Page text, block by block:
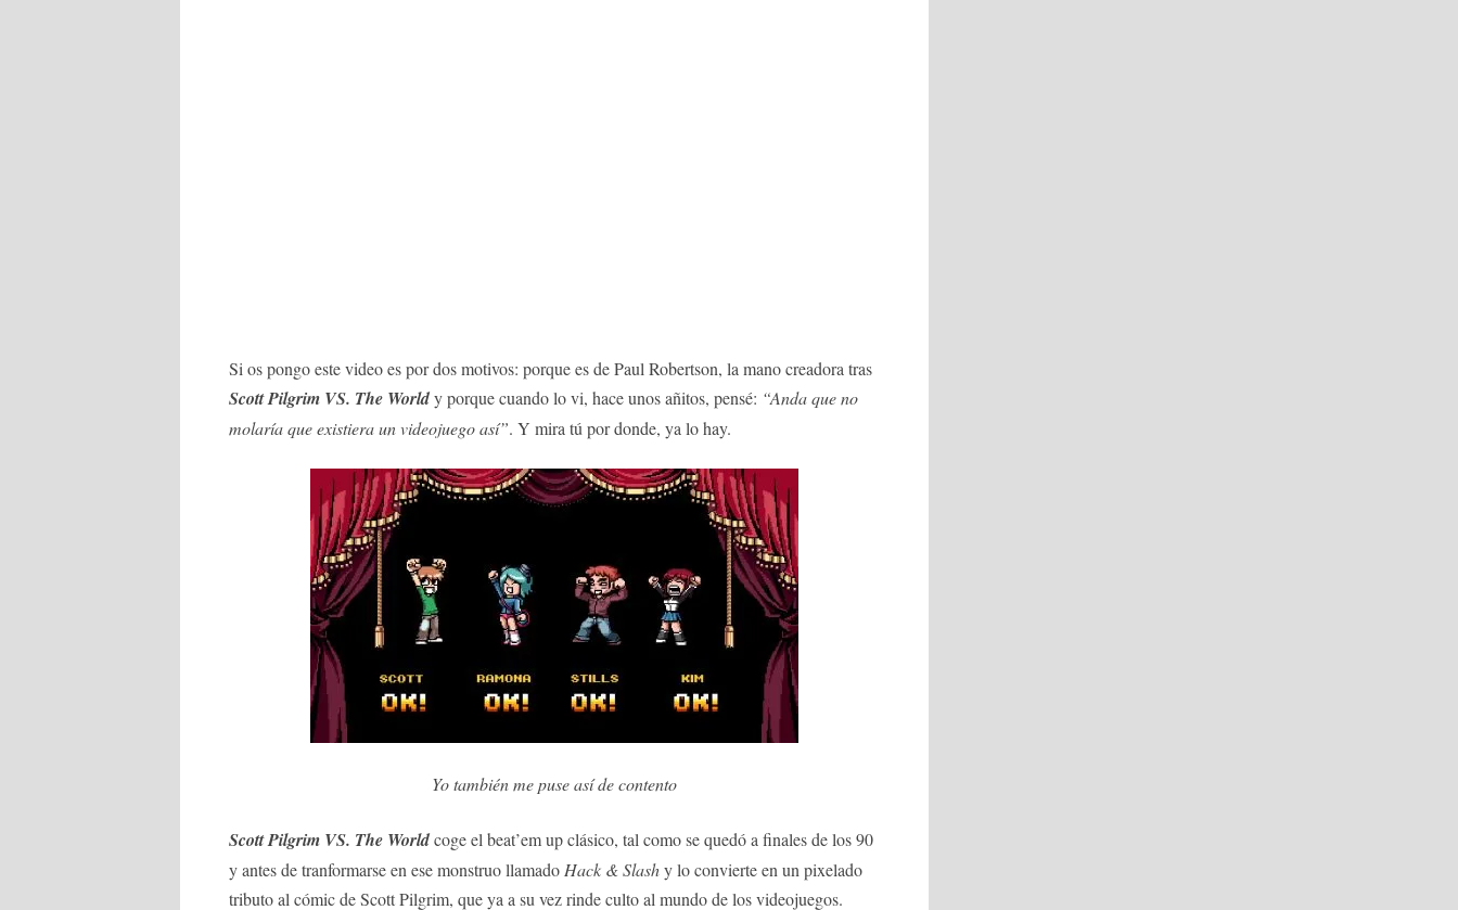
Si os pongo este video es por dos motivos: porque es de Paul Robertson, la mano creadora tras
ScottPilgrim VS. The Worldy porque cuando lo vi, hace unos añitos, pensé: “Anda que no
molaría que existiera un videojuego así”. Y mira tú por donde, ya lo hay.
Yo también me puse así de contento
Scott Pilgrim VS. The Worldcoge el beat’em up clásico, tal como se quedó a finales de los 90
y antes de tranformarse en ese monstruo llamado Hack & Slashy lo convierte en un pixelado
tributo al cómic de Scott Pilgrim, que ya a su vez rinde culto al mundo de los videojuegos.